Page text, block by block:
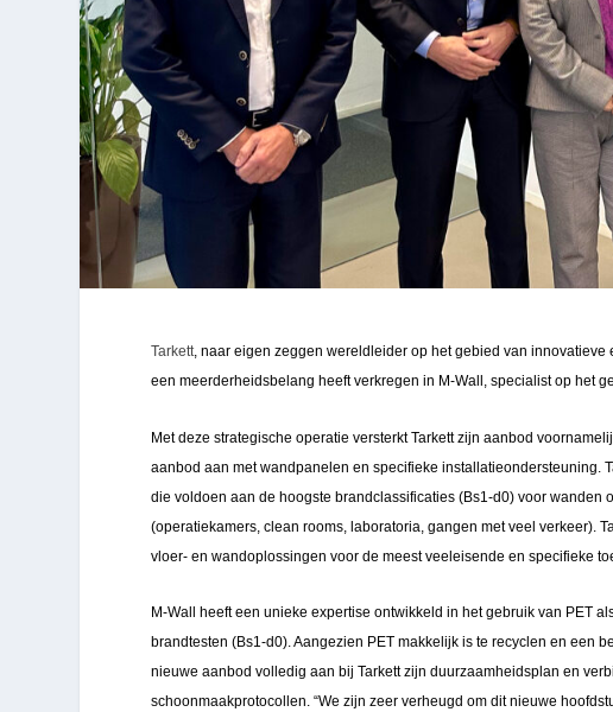
Tarkett, naar eigen zeggen wereldleider op het gebied van
een meerderheidsbelang heeft verkregen in M-Wall, specialist op het
Met deze strategische operatie versterkt Tarkett zijn aanbod
aanbod aan met wandpanelen en specifieke installatieondersteuning.
die voldoen aan de hoogste brandclassificaties (Bs1-d0) voor
(operatiekamers, clean rooms, laboratoria, gangen met veel verkeer).
vloer- en wandoplossingen voor de meest veeleisende en specifieke
M-Wall heeft een unieke expertise ontwikkeld in het gebruik van PET
brandtesten (Bs1-d0). Aangezien PET makkelijk is te recyclen en een
nieuwe aanbod volledig aan bij Tarkett zijn duurzaamheidsplan en
schoonmaakprotocollen.“We zijn zeer verheugd om dit nieuwe